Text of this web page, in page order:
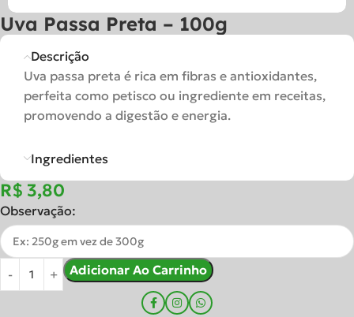
Uva Passa Preta – 100g
Descrição
Uva passa preta é rica em fibras e antioxidantes,
perfeita como petisco ou ingrediente em receitas,
promovendo a digestão e energia.
Ingredientes
R$
Observação:
Adicionar Ao Carrinho